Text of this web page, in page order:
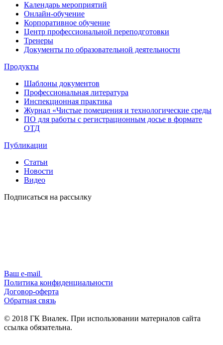
Календарь мероприятий
Онлайн-обучение
Корпоративное обучение
Центр профессиональной переподготовки
Тренеры
Документы по образовательной деятельности
Продукты
Шаблоны документов
Профессиональная литература
Инспекционная практика
Журнал «Чистые помещения и технологические среды
ПО для работы с регистрационным досье в формате
ОТД
Публикации
Статьи
Новости
Видео
Подписаться на рассылку
Ваш e-mail
Политика конфиденциальности
Договор-оферта
Обратная связь
© 2018 ГК Виалек. При использовании материалов сайта
ссылка обязательна.